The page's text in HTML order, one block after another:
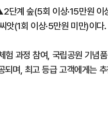
단계 숲(5회 이상·15만원
(1회 이상·5만원 미만)이다.
과정 참여, 국립공원 기념
며, 최고 등급 고객에게는